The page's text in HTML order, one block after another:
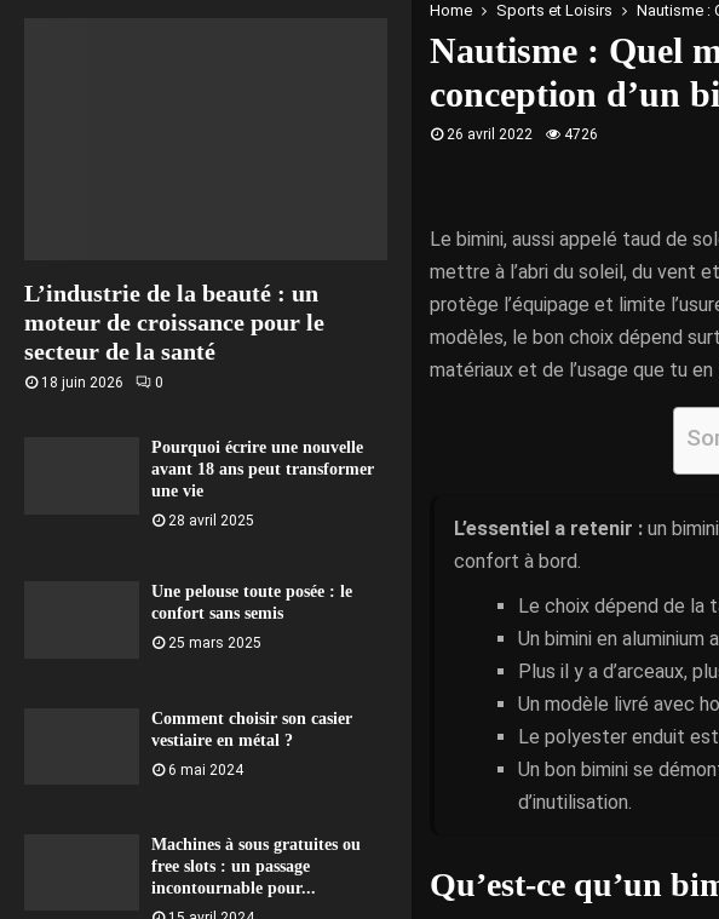
L’industrie de la beauté : un
moteur de croissance pour le
secteur de la santé
18 juin 2026 0
Pourquoi écrire une nouvelle
avant 18 ans peut transformer
une vie
28 avril 2025
Une pelouse toute posée : le
confort sans semis
25 mars 2025
Comment choisir son casier
vestiaire en métal ?
6 mai 2024
Machines à sous gratuites ou
free slots : un passage
incontournable pour...
Home Sports et Loisirs Nautisme :
Nautisme : Quel
conception d’un
26 avril 2022 4726
Le bimini, aussi appelé taud de
mettre à l’abri du soleil, du vent
protège l’équipage et limite
modèles, le bon choix dépend
matériaux et de l’usage que tu
L’essentiel a retenir : un
confort à bord.
Le choix dépend de la
Un bimini en aluminium
Plus il y a d’arceaux,
Un modèle livré avec
Le polyester enduit
Un bon bimini se
d’inutilisation.
Qu’est-ce qu’un